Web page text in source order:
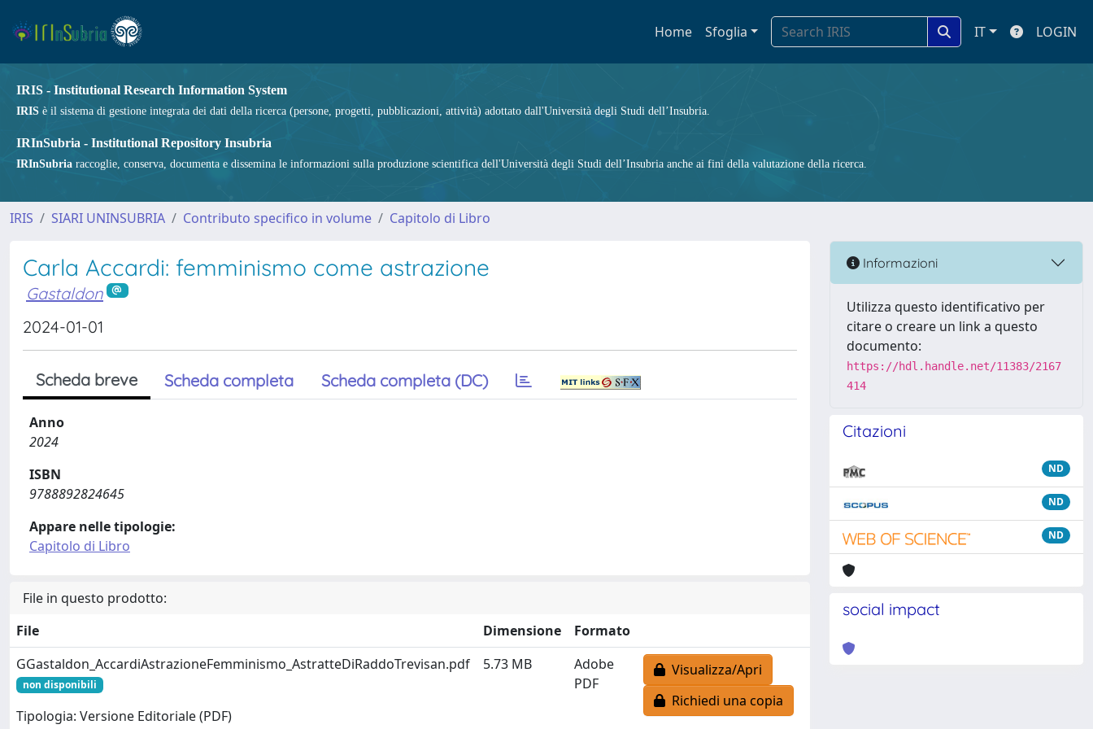
Home Sfoglia IT LOGIN
IRIS - Institutional Research Information System
IRIS è il sistema di gestione integrata dei dati della ricerca (persone, progetti, pubblicazioni, attività) adottato dall'Università degli Studi dell’Insubria.
IRInSubria - Institutional Repository Insubria
IRInSubria raccoglie, conserva, documenta e dissemina le informazioni sulla produzione scientifica dell'Università degli Studi dell’Insubria anche ai fini della valutazione della ricerca.
IRIS SIARI UNINSUBRIA Contributo specifico in volume Capitolo di Libro
Carla Accardi: femminismo come astrazione
Gastaldon
2024-01-01
Scheda breve Scheda completa Scheda completa (DC)
Anno
2024
ISBN
9788892824645
Appare nelle tipologie:
Capitolo di Libro
File in questo prodotto:
File
Dimensione
Formato
GGastaldon_AccardiAstrazioneFemminismo_AstratteDiRaddoTrevisan.pdf
non disponibili
Tipologia: Versione Editoriale (PDF)
5.73 MB
Adobe
PDF
Visualizza/Apri
Richiedi una copia
Informazioni
Utilizza questo identificativo per
citare o creare un link a questo
documento:
https://hdl.handle.net/11383/2167
414
Citazioni
ND
ND
ND
social impact